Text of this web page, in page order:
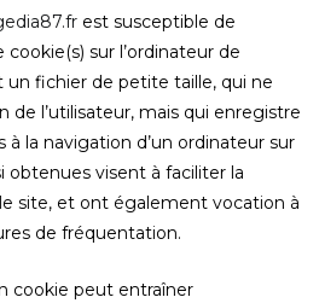
est susceptible de
sur l’ordinateur de
un fichier de petite taille, qui ne
de l’utilisateur, mais qui enregistre
la navigation d’un ordinateur sur
obtenues visent à faciliter la
site, et ont également vocation à
de fréquentation.
cookie peut entraîner